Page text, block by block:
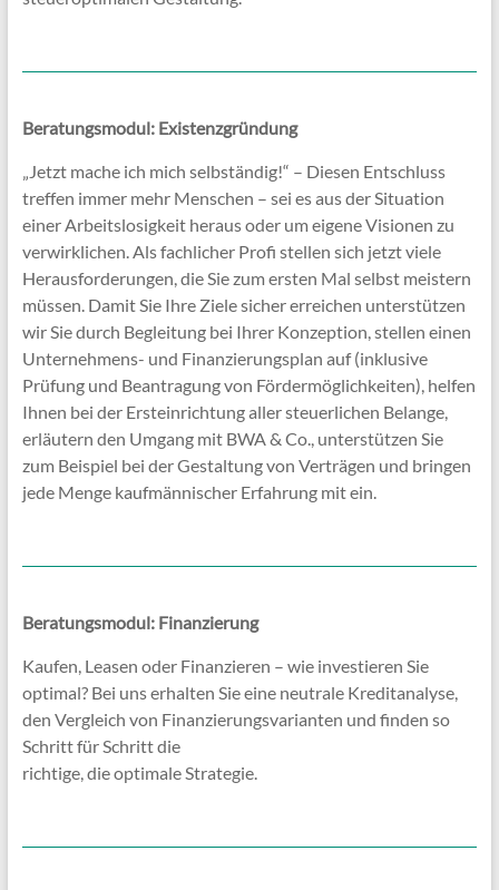
Beratungsmodul: Existenzgründung
„Jetzt mache ich mich selbständig!“ – Diesen Entschluss
treffen immer mehr Menschen – sei es aus der Situation
einer Arbeitslosigkeit heraus oder um eigene Visionen zu
verwirklichen. Als fachlicher Profi stellen sich jetzt viele
Herausforderungen, die Sie zum ersten Mal selbst meistern
müssen. Damit Sie Ihre Ziele sicher erreichen unterstützen
wir Sie durch Begleitung bei Ihrer Konzeption, stellen einen
Unternehmens- und Finanzierungsplan auf (inklusive
Prüfung und Beantragung von Fördermöglichkeiten), helfen
Ihnen bei der Ersteinrichtung aller steuerlichen Belange,
erläutern den Umgang mit BWA & Co., unterstützen Sie
zum Beispiel bei der Gestaltung von Verträgen und bringen
jede Menge kaufmännischer Erfahrung mit ein.
Beratungsmodul: Finanzierung
Kaufen, Leasen oder Finanzieren – wie investieren Sie
optimal? Bei uns erhalten Sie eine neutrale Kreditanalyse,
den Vergleich von Finanzierungsvarianten und finden so
Schritt für Schritt die
richtige, die optimale Strategie.